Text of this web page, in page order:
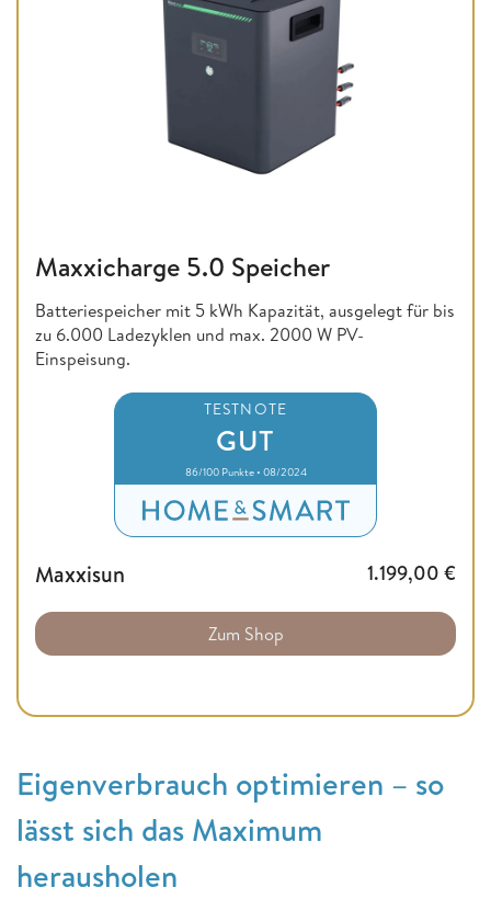
Maxxicharge 5.0 Speicher
Batteriespeicher mit 5 kWh Kapazität, ausgelegt für bis
zu 6.000 Ladezyklen und max. 2000 W PV-
Einspeisung.
TESTNOTE
GUT
86/100 Punkte • 08/2024
Maxxisun 1.199,00 €
Zum Shop
Eigenverbrauch optimieren – so
lässt sich das Maximum
herausholen